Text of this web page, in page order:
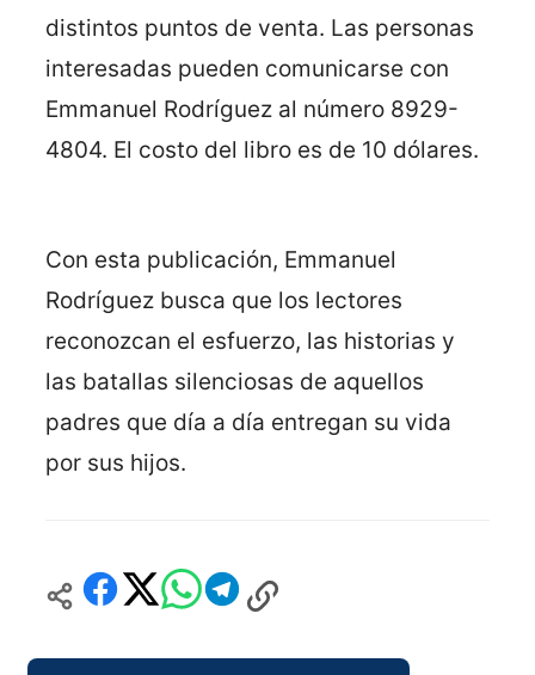
distintos puntos de venta. Las personas
interesadas pueden comunicarse con
Emmanuel Rodríguez al número 8929-
4804. El costo del libro es de 10 dólares.
Con esta publicación, Emmanuel
Rodríguez busca que los lectores
reconozcan el esfuerzo, las historias y
las batallas silenciosas de aquellos
padres que día a día entregan su vida
por sus hijos.